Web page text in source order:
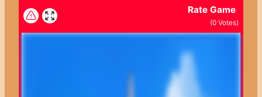
Rate Game
(0 Votes)